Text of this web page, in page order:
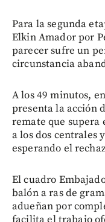
Para la segunda
Elkin Amador por
parecer sufre un
circunstancia
A los 49 minutos,
presenta la acción
remate que supera
a los dos centrales
esperando el
El cuadro
balón a ras de
adueñan por
facilita el trabajo